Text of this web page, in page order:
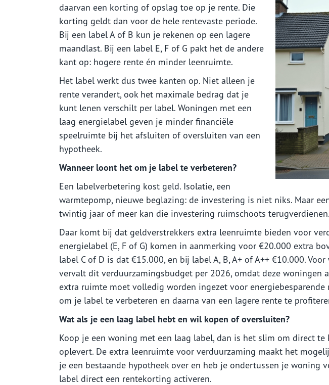
daarvan een korting of opslag toe op je rente. Die
korting geldt dan voor de hele rentevaste periode.
Bij een label A of B kun je rekenen op een lagere
maandlast. Bij een label E, F of G pakt het de andere
kant op: hogere rente én minder leenruimte.
Het label werkt dus twee kanten op. Niet alleen je
rente verandert, ook het maximale bedrag dat je
kunt lenen verschilt per label. Woningen met een
laag energielabel geven je minder financiële
speelruimte bij het afsluiten of oversluiten van een
hypotheek.
Wanneer loont het om je label te verbeteren?
Een labelverbetering kost geld. Isolatie, een
warmtepomp, nieuwe beglazing: de investering is niet niks. Maar
twintig jaar of meer kan die investering ruimschoots terugverdienen.
Daar komt bij dat geldverstrekkers extra leenruimte bieden voor
energielabel (E, F of G) komen in aanmerking voor €20.000 extra
label C of D is dat €15.000, en bij label A, B, A+ of A++ €10.000.
vervalt dit verduurzamingsbudget per 2026, omdat deze woningen
extra ruimte moet volledig worden ingezet voor
om je label te verbeteren en daarna van een lagere rente te
Wat als je een laag label hebt en wil kopen of oversluiten?
Koop je een woning met een laag label, dan is het slim om direct
oplevert. De extra leenruimte voor verduurzaming maakt het
je een bestaande hypotheek over en heb je ondertussen je woning
label direct een rentekorting activeren.